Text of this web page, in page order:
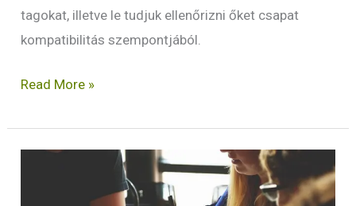
tagokat, illetve le tudjuk ellenőrizni őket csapat
kompatibilitás szempontjából.
Read More »